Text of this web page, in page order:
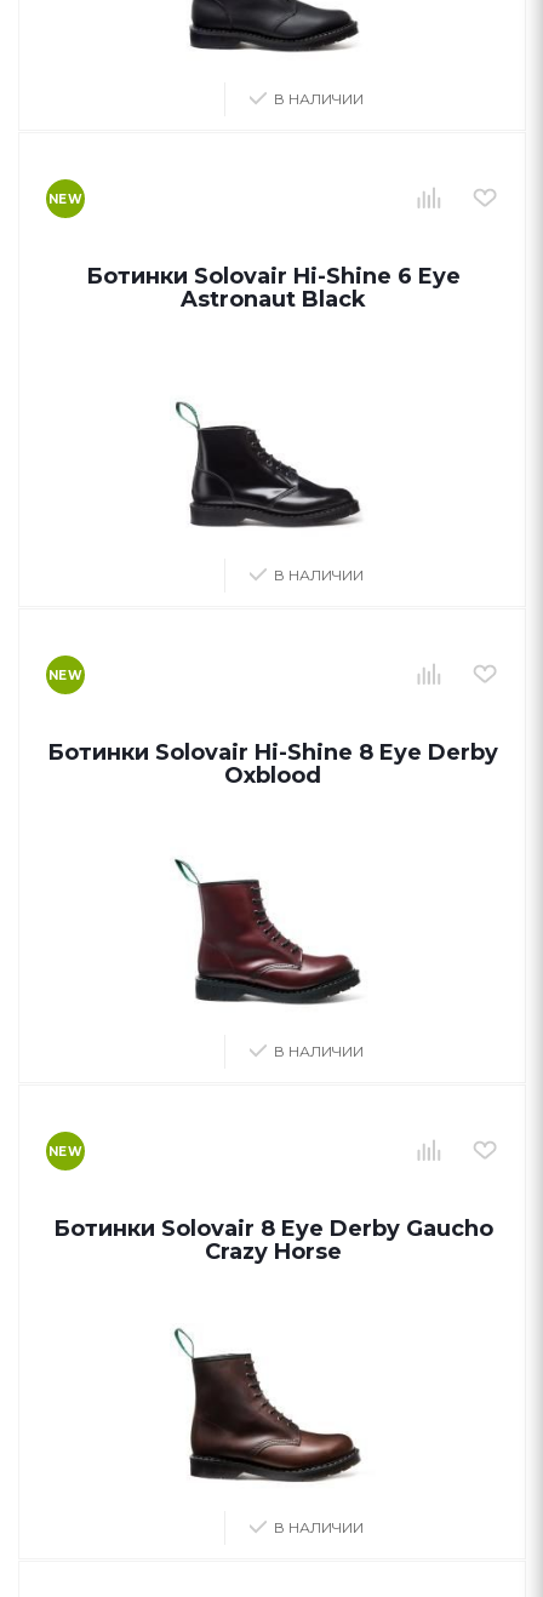
В НАЛИЧИИ
NEW
Ботинки Solovair Hi-Shine 6 Eye
Astronaut Black
В НАЛИЧИИ
NEW
Ботинки Solovair Hi-Shine 8 Eye Derby
Oxblood
В НАЛИЧИИ
NEW
Ботинки Solovair 8 Eye Derby Gaucho
Crazy Horse
В НАЛИЧИИ